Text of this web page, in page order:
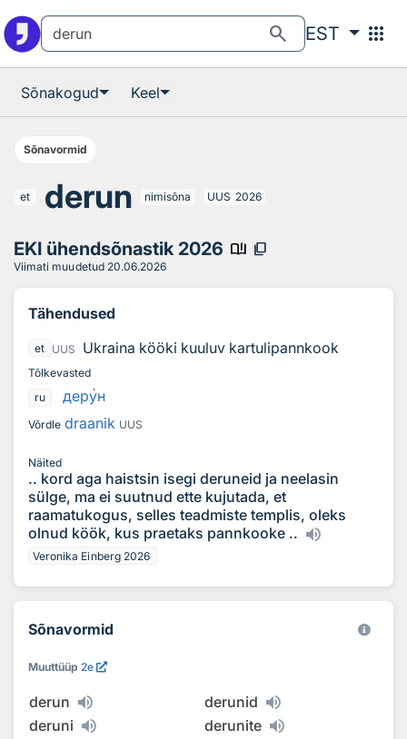
search EST apps
Sõnakogud Keel
Sõnavormid
et derun nimisõna UUS 2026
EKI ühendsõnastik 2026 book_ribbon content_copy
Viimati muudetud 20.06.2026
Tähendused
et UUS Ukraina kööki kuuluv kartulipannkook
Tõlkevasted
ru
дерун
Võrdle draanik UUS
Näited
.. kord aga haistsin isegi deruneid ja neelasin
sülge, ma ei suutnud ette kujutada, et
raamatukogus, selles teadmiste templis, oleks
olnud köök, kus praetaks pannkooke ..
Veronika Einberg 2026
Sõnavormid
Muuttüüp 2e
derun
derunid
deruni
derunite